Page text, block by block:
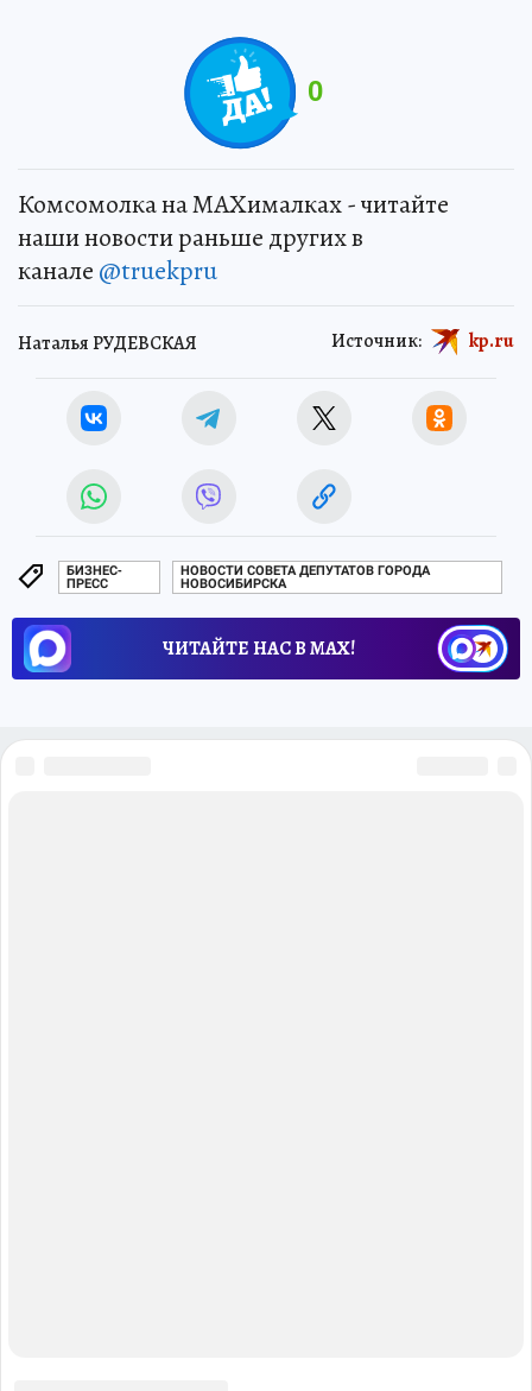
0
Комсомолка на MAXималках - читайте
наши новости раньше других в
канале @truekpru
Наталья РУДЕВСКАЯ Источник: kp.ru
БИЗНЕС-
ПРЕСС
НОВОСТИ СОВЕТА ДЕПУТАТОВ ГОРОДА
НОВОСИБИРСКА
ЧИТАЙТЕ НАС В МАХ!